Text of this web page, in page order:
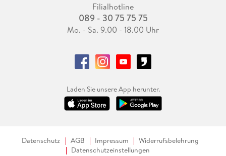
Filialhotline
089 - 30 75 75 75
Mo. - Sa. 9.00 - 18.00 Uhr
Laden Sie unsere App herunter.
Datenschutz AGB Impressum
Widerrufsbelehrung
Datenschutzeinstellungen